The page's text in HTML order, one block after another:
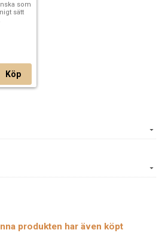
som
sätt
Köp
produkten har även köpt